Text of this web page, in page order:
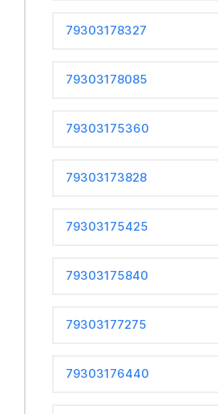
79303178327
79303178085
79303175360
79303173828
79303175425
79303175840
79303177275
79303176440